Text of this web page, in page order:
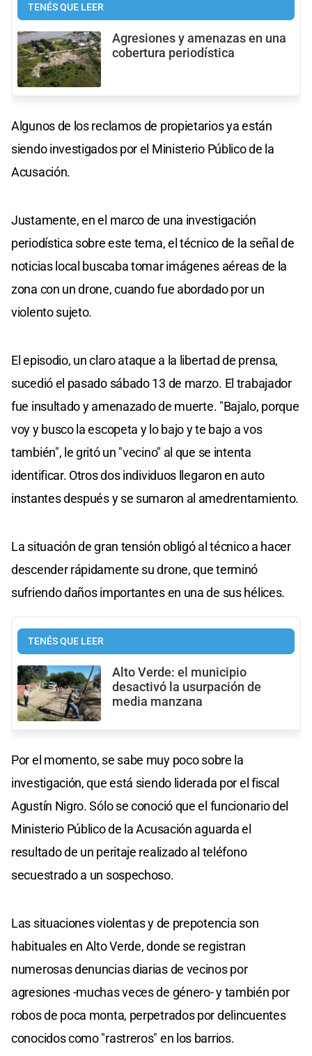
TENÉS QUE LEER
Agresiones y amenazas en una
cobertura periodística
Algunos de los reclamos de propietarios ya están
siendo investigados por el Ministerio Público de la
Acusación.
Justamente, en el marco de una investigación
periodística sobre este tema, el técnico de la señal de
noticias local buscaba tomar imágenes aéreas de la
zona con un drone, cuando fue abordado por un
violento sujeto.
El episodio, un claro ataque a la libertad de prensa,
sucedió el pasado sábado 13 de marzo. El trabajador
fue insultado y amenazado de muerte. "Bajalo, porque
voy y busco la escopeta y lo bajo y te bajo a vos
también", le gritó un "vecino" al que se intenta
identificar. Otros dos individuos llegaron en auto
instantes después y se sumaron al amedrentamiento.
La situación de gran tensión obligó al técnico a hacer
descender rápidamente su drone, que terminó
sufriendo daños importantes en una de sus hélices.
TENÉS QUE LEER
Alto Verde: el municipio
desactivó la usurpación de
media manzana
Por el momento, se sabe muy poco sobre la
investigación, que está siendo liderada por el fiscal
Agustín Nigro. Sólo se conoció que el funcionario del
Ministerio Público de la Acusación aguarda el
resultado de un peritaje realizado al teléfono
secuestrado a un sospechoso.
Las situaciones violentas y de prepotencia son
habituales en Alto Verde, donde se registran
numerosas denuncias diarias de vecinos por
agresiones -muchas veces de género- y también por
robos de poca monta, perpetrados por delincuentes
conocidos como "rastreros" en los barrios.